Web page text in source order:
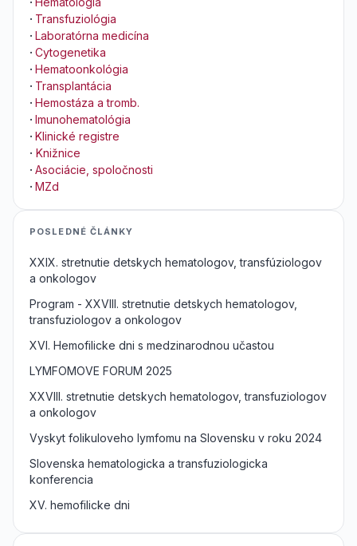
· Transfuziológia
· Laboratórna medicína
· Cytogenetika
· Hematoonkológia
· Transplantácia
· Hemostáza a tromb.
· Imunohematológia
· Klinické registre
· Knižnice
· Asociácie, spoločnosti
· MZd
POSLEDNÉ ČLÁNKY
XXIX. stretnutie detskych hematologov, transfúziologov
a onkologov
Program - XXVIII. stretnutie detskych hematologov,
transfuziologov a onkologov
XVI. Hemofilicke dni s medzinarodnou učastou
LYMFOMOVE FORUM 2025
XXVIII. stretnutie detskych hematologov, transfuziologov
a onkologov
Vyskyt folikuloveho lymfomu na Slovensku v roku 2024
Slovenska hematologicka a transfuziologicka
konferencia
XV. hemofilicke dni